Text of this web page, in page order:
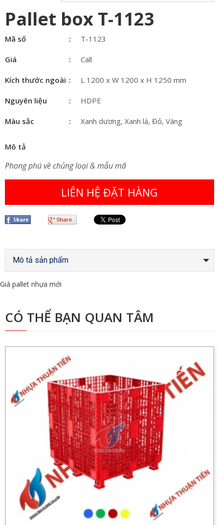
Pallet box T-1123
Mã số T-1123
Giá Call
Kích thước ngoài L 1200 x W 1200 x H 1250 mm
Nguyên liệu HDPE
Màu sắc Xanh dương, Xanh lá, Đỏ, Vàng
Mô tả
Phong phú về chủng loại & mẫu mã
LIÊN HỆ ĐẶT HÀNG
Mô tả sản phẩm
Giá pallet nhựa mới
CÓ THỂ BẠN QUAN TÂM